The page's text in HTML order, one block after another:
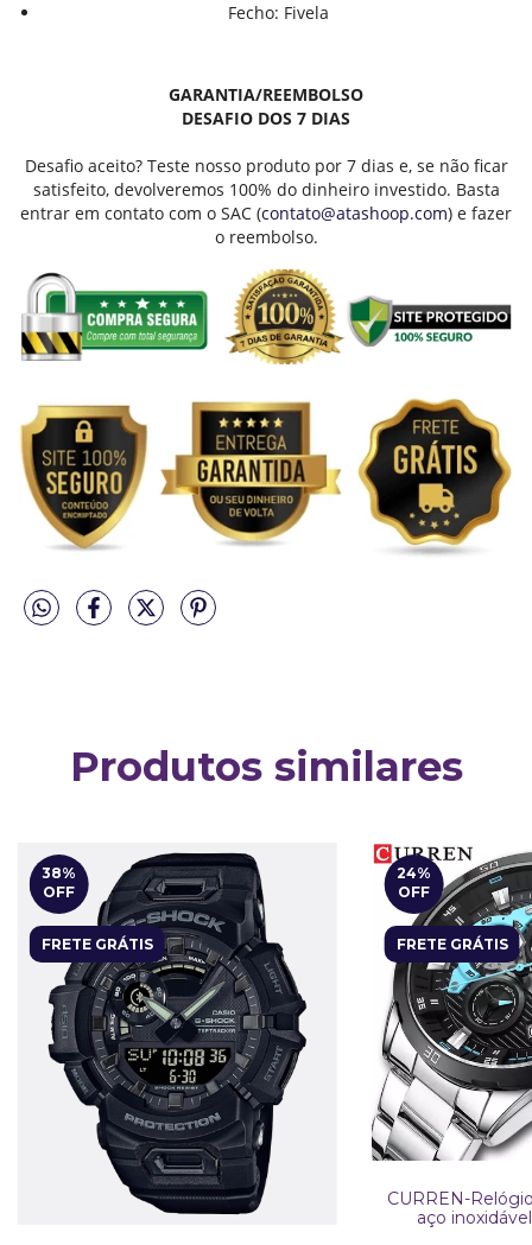
Fecho: Fivela
GARANTIA/REEMBOLSO
DESAFIO DOS 7 DIAS
Desafio aceito? Teste nosso produto por 7 dias e, se não ficar
satisfeito, devolveremos 100% do dinheiro investido. Basta
entrar em contato com o SAC (contato@atashoop.com) e fazer
o reembolso.
Produtos similares
38%
OFF
FRETE GRÁTIS
24%
OFF
FRETE GRÁTIS
CURREN-
aço